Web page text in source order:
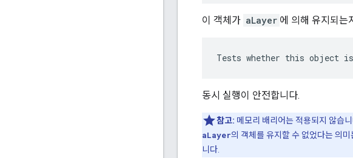
이 객체가 aLayer 에 의해 유지되는
Tests whether this object
동시 실행이 안전합니다.
참고: 메모리 배리어는 적용되지 않습
aLayer의 객체를 유지할 수 없었다는 의미
니다.